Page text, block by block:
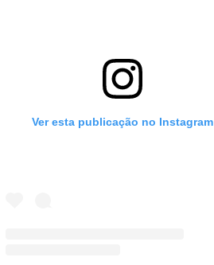
Ver esta publicação no Instagram